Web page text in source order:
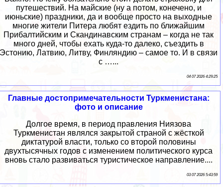
путешествий. На майские (ну а потом, конечено, и
июньские) праздники, да и вообще просто на выходные
многие жители Питера любят ездить по ближайшим
Прибалтийским и Скандинавским странам – когда не так
много дней, чтобы ехать куда-то далеко, съездить в
Эстонию, Латвию, Литву, Финляндию – самое то. И в связи
с …...
04 07 2026 4:29:25
Главные достопримечательности Туркменистана:
фото и описание
Долгое время, в период правления Ниязова
Туркменистан являлся закрытой страной с жёсткой
диктатурой власти, только со второй половины
двухтысячных годов с изменением политического курса
вновь стало развиваться туристическое направление....
03 07 2026 5:43:59